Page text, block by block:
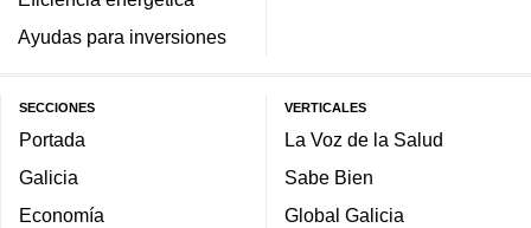
Ayudas para inversiones
SECCIONES
Portada
Galicia
Economía
VERTICALES
La Voz de la Salud
Sabe Bien
Global Galicia